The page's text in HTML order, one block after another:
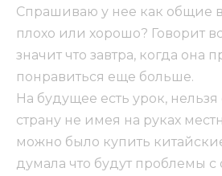
Спрашиваю у нее как общие
плохо или хорошо? Говорит
значит что завтра, когда она
понравиться еще больше.
На будущее есть урок, нельзя
страну не имея на руках
можно было купить
думала что будут проблемы